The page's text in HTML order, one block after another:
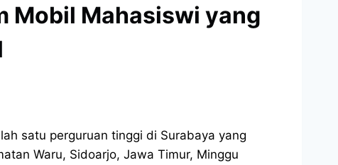
Mobil Mahasiswi yang
satu perguruan tinggi di Surabaya yang
Waru, Sidoarjo, Jawa Timur, Minggu